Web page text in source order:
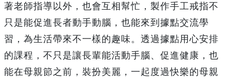
著老師指導以外，也會互相幫忙，製作手工戒指不
只是能促進長者動手動腦，也能來到據點交流學
習，為生活帶來不一樣的趣味。透過據點用心安排
的課程，不只是讓長輩能活動手腦、促進健康，也
能在母親節之前，裝扮美麗，一起度過快樂的母親